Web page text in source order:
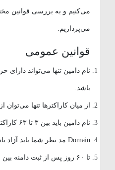
می‌پردازیم.
قوانین عمومی
باشد.
از میان کاراکترها تنها می‌توان
نام دامین باید بین ۳ تا ۶۳ کاراکتر باشد نه کمتر و نه بیشتر.
Domain مد نظر شما باید آزاد باشد تا بتوانید ثبت نمایید.
تا ۶۰ روز پس از ثبت دامنه بین